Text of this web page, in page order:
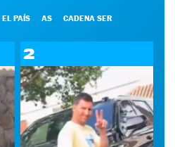
EL PAÍS AS CADENA SER
2